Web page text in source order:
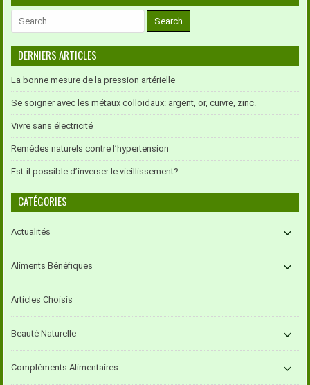
Search
for:
DERNIERS ARTICLES
La bonne mesure de la pression artérielle
Se soigner avec les métaux colloïdaux: argent, or, cuivre, zinc.
Vivre sans électricité
Remèdes naturels contre l’hypertension
Est-il possible d’inverser le vieillissement?
CATÉGORIES
Actualités
Aliments Bénéfiques
Articles Choisis
Beauté Naturelle
Compléments Alimentaires